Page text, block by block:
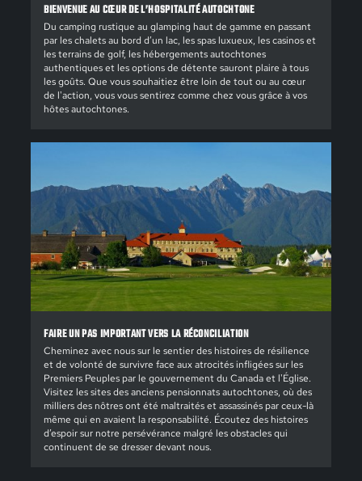
BIENVENUE AU CŒUR DE L’HOSPITALITÉ AUTOCHTONE
Du camping rustique au glamping haut de gamme en passant
par les chalets au bord d’un lac, les spas luxueux, les casinos et
les terrains de golf, les hébergements autochtones
authentiques et les options de détente sauront plaire à tous
les goûts. Que vous souhaitiez être loin de tout ou au cœur
de l'action, vous vous sentirez comme chez vous grâce à vos
hôtes autochtones.
FAIRE UN PAS IMPORTANT VERS LA RÉCONCILIATION
Cheminez avec nous sur le sentier des histoires de résilience
et de volonté de survivre face aux atrocités infligées sur les
Premiers Peuples par le gouvernement du Canada et l'Église.
Visitez les sites des anciens pensionnats autochtones, où des
milliers des nôtres ont été maltraités et assassinés par ceux-là
même qui en avaient la responsabilité. Écoutez des histoires
d’espoir sur notre persévérance malgré les obstacles qui
continuent de se dresser devant nous.